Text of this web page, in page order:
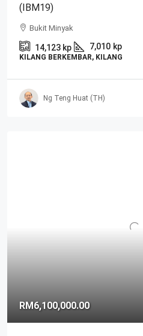
(IBM19)
Bukit Minyak
14,123 kp 7,010 kp
KILANG BERKEMBAR, KILANG
Ng Teng Huat (TH)
RM6,100,000.00